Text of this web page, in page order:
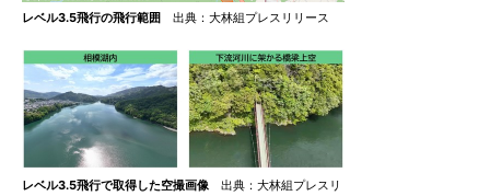
レベル3.5飛行の飛行範囲 出典：大林組プレスリリース
レベル3.5飛行で取得した空撮画像 出典：大林組プレスリ